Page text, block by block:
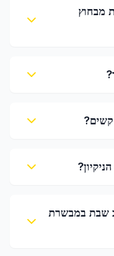
מבחוץ
שבת במבשרת